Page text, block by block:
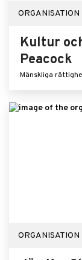
ORGANISATION
Kultur
Peacock
Mänskliga
ORGANISATION